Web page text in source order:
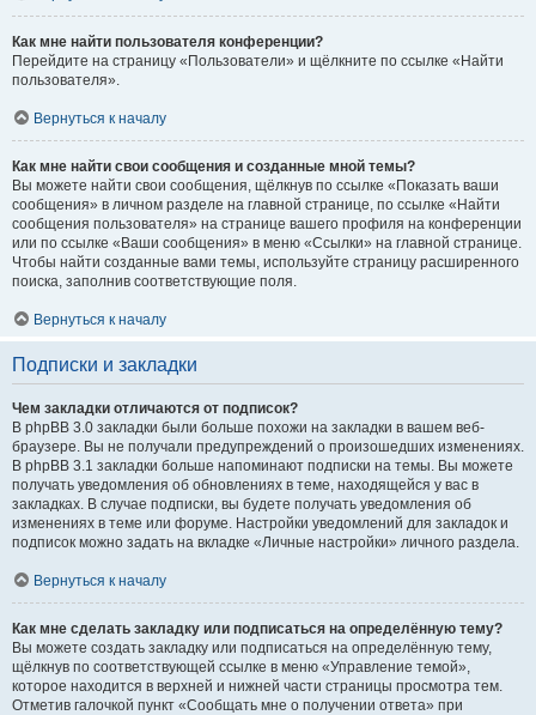
Как мне найти пользователя конференции?
Перейдите на страницу «Пользователи» и щёлкните по ссылке «Найти
пользователя».
Вернуться к началу
Как мне найти свои сообщения и созданные мной темы?
Вы можете найти свои сообщения, щёлкнув по ссылке «Показать ваши
сообщения» в личном разделе на главной странице, по ссылке «Найти
сообщения пользователя» на странице вашего профиля на конференции
или по ссылке «Ваши сообщения» в меню «Ссылки» на главной странице.
Чтобы найти созданные вами темы, используйте страницу расширенного
поиска, заполнив соответствующие поля.
Вернуться к началу
Подписки и закладки
Чем закладки отличаются от подписок?
В phpBB 3.0 закладки были больше похожи на закладки в вашем веб-
браузере. Вы не получали предупреждений о произошедших изменениях.
В phpBB 3.1 закладки больше напоминают подписки на темы. Вы можете
получать уведомления об обновлениях в теме, находящейся у вас в
закладках. В случае подписки, вы будете получать уведомления об
изменениях в теме или форуме. Настройки уведомлений для закладок и
подписок можно задать на вкладке «Личные настройки» личного раздела.
Вернуться к началу
Как мне сделать закладку или подписаться на определённую тему?
Вы можете создать закладку или подписаться на определённую тему,
щёлкнув по соответствующей ссылке в меню «Управление темой»,
которое находится в верхней и нижней части страницы просмотра тем.
Отметив галочкой пункт «Сообщать мне о получении ответа» при